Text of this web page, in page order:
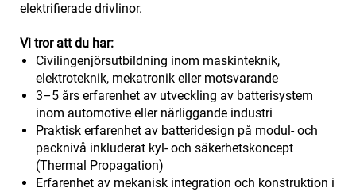
elektrifierade drivlinor.
Vi tror att du har:
Civilingenjörsutbildning inom maskinteknik,
elektroteknik, mekatronik eller motsvarande
3–5 års erfarenhet av utveckling av batterisystem
inom automotive eller närliggande industri
Praktisk erfarenhet av batteridesign på modul- och
packnivå inkluderat kyl- och säkerhetskoncept
(Thermal Propagation)
Erfarenhet av mekanisk integration och konstruktion i